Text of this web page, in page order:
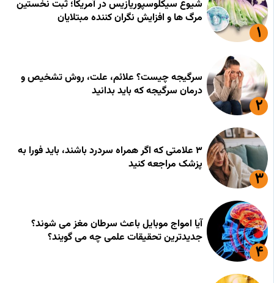
شیوع سیکلوسپوریازیس در آمریکا؛ ثبت نخستین
مرگ ها و افزایش نگران کننده مبتلایان
سرگیجه چیست؟ علائم، علت، روش تشخیص و
درمان سرگیجه که باید بدانید
۳ علامتی که اگر همراه سردرد باشند، باید فورا به
پزشک مراجعه کنید
آیا امواج موبایل باعث سرطان مغز می شوند؟
جدیدترین تحقیقات علمی چه می گویند؟